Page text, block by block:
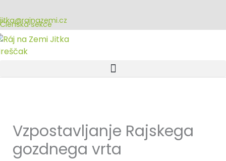
na
obsah
jitka@rajnazemi.cz
Členská sekce
Vzpostavljanje Rajskega
gozdnega vrta